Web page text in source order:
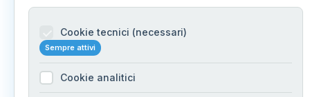
Cookie tecnici (necessari)
Sempre attivi
Cookie analitici